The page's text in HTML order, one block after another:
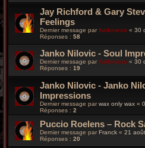
Jay Richford & Gary
Feelings
Dernier message par funkiness « 30
Réponses : 58
Janko Nilovic - Soul
Dernier message par funkiness « 30
Réponses : 19
Janko Nilovic - Janko
Impressions
Dernier message par wax only wax «
Réponses : 2
Puccio Roelens – Rock
Dernier message par Franck « 21
Réponses : 20